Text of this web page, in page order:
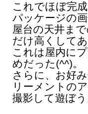
これでほぼ完成
パッケージの
屋台の天井ま
だけ高くしてあ
これは屋内に
めだった(^^)。
さらに、お好
リーメントの
撮影して遊ぼ